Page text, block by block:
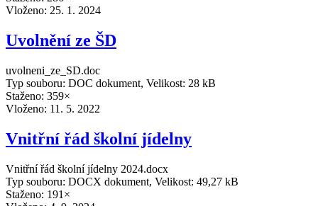
Vloženo: 25. 1. 2024
Uvolnění ze ŠD
uvolneni_ze_SD.doc
Typ souboru: DOC dokument, Velikost: 28 kB
Staženo: 359×
Vloženo: 11. 5. 2022
Vnitřní řád školní jídelny
Vnitřní řád školní jídelny 2024.docx
Typ souboru: DOCX dokument, Velikost: 49,27 kB
Staženo: 191×